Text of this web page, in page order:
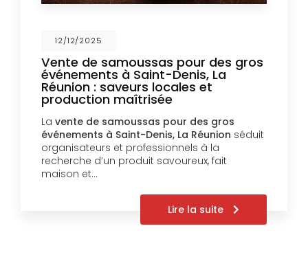
12/12/2025
Vente de samoussas pour des gros
événements à Saint-Denis, La
Réunion : saveurs locales et
production maîtrisée
La vente de samoussas pour des gros
événements à Saint-Denis, La Réunion séduit
organisateurs et professionnels à la
recherche d’un produit savoureux, fait
maison et…
Lire la suite